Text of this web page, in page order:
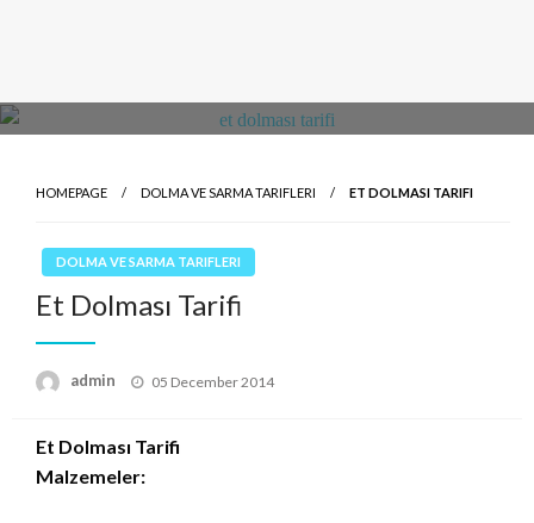
HOMEPAGE DOLMA VE SARMA TARIFLERI ET DOLMASI TARIFI
DOLMA VE SARMA TARIFLERI
Et Dolması Tarifi
admin
Posted
05 December 2014
Et Dolması Tarifi
Malzemeler: